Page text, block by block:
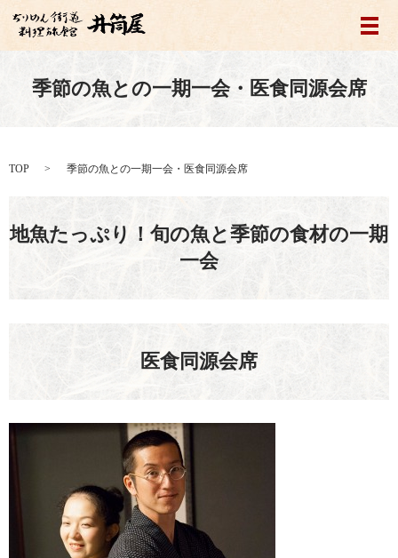
メ
季節の魚との一期一会・医食同源会席
TOP 季節の魚との一期一会・医食同源会席
地魚たっぷり！旬の魚と季節の食材の一期
一会
医食同源会席